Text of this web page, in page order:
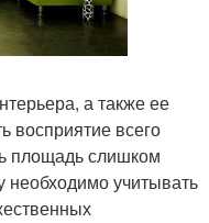
а также ее
восприятие всего
площадь слишком
необходимо учитывать